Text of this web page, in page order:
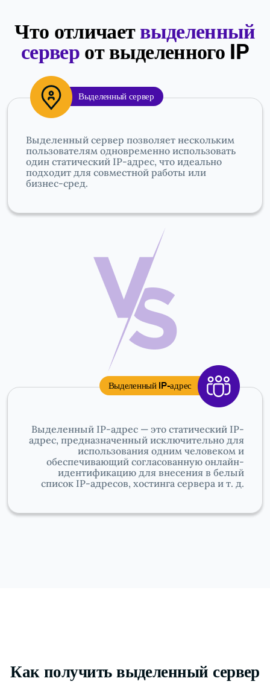
Что отличаетвыделенный
сервер от выделенного IP
Выделенный сервер
Выделенный сервер позволяет нескольким
пользователям одновременно использовать
один статический IP-адрес, что идеально
подходит для совместной работы или
бизнес-сред.
Выделенный IP-адрес
Выделенный IP-адрес — это статический IP-
адрес, предназначенный исключительно для
использования одним человеком и
обеспечивающий согласованную онлайн-
идентификацию для внесения в белый
список IP-адресов, хостинга сервера и т. д.
Как получить выделенный сервер